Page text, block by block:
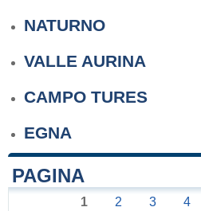
NATURNO
VALLE AURINA
CAMPO TURES
EGNA
PAGINA
1 2 3 4